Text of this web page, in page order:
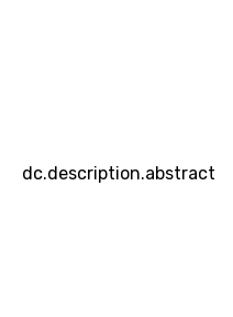
dc.description.abstract